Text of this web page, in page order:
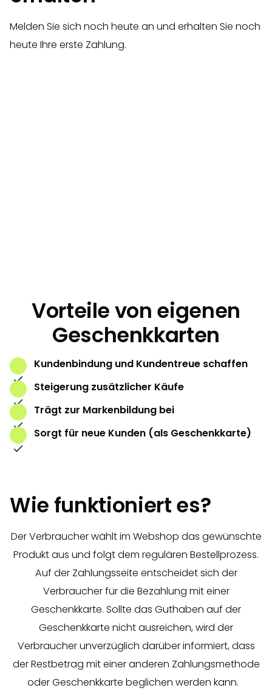
Melden Sie sich noch heute an und erhalten Sie noch
heute Ihre erste Zahlung.
Vorteile von eigenen
Geschenkkarten
Kundenbindung und Kundentreue schaffen
Steigerung zusätzlicher Käufe
Trägt zur Markenbildung bei
Sorgt für neue Kunden (als Geschenkkarte)
Wie funktioniert es?
Der Verbraucher wählt im Webshop das gewünschte
Produkt aus und folgt dem regulären Bestellprozess.
Auf der Zahlungsseite entscheidet sich der
Verbraucher für die Bezahlung mit einer
Geschenkkarte. Sollte das Guthaben auf der
Geschenkkarte nicht ausreichen, wird der
Verbraucher unverzüglich darüber informiert, dass
der Restbetrag mit einer anderen Zahlungsmethode
oder Geschenkkarte beglichen werden kann.